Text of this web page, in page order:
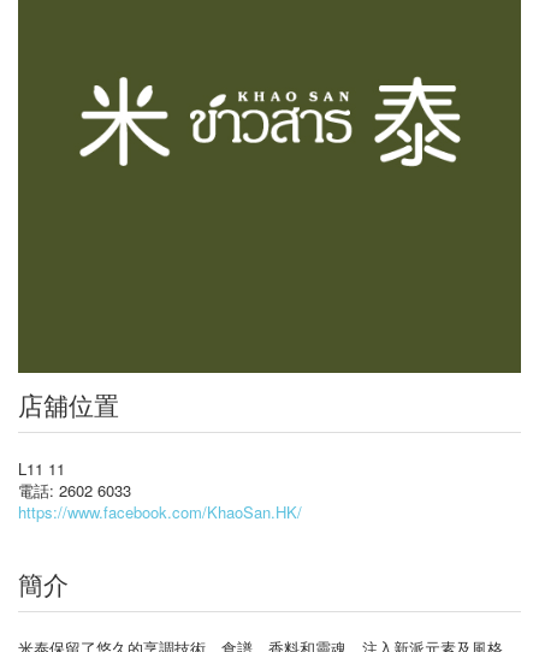
店舖位置
L11 11
電話: 2602 6033
https://www.facebook.com/KhaoSan.HK/
簡介